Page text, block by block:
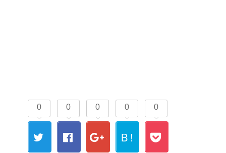
0 0 0 0
Ｂ!
0